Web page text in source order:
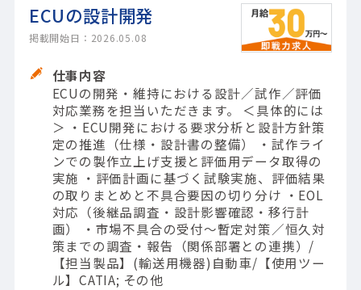
ECUの設計開発
掲載開始日：2026.05.08
仕事内容
ECUの開発・維持における設計／試作／評価
対応業務を担当いただきます。 ＜具体的には
＞ ・ECU開発における要求分析と設計方針策
定の推進（仕様・設計書の整備） ・試作ライ
ンでの製作立上げ支援と評価用データ取得の
実施 ・評価計画に基づく試験実施、評価結果
の取りまとめと不具合要因の切り分け ・EOL
対応（後継品調査・設計影響確認・移行計
画） ・市場不具合の受付～暫定対策／恒久対
策までの調査・報告（関係部署との連携）/
【担当製品】(輸送用機器)自動車/【使用ツー
ル】CATIA; その他